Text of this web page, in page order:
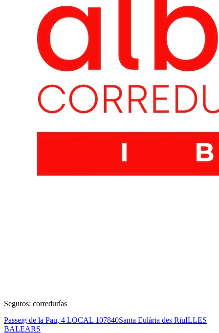
Seguros: corredurías
Passeig de la Pau, 4 LOCAL 107840Santa Eulària des RiuILLES
BALEARS